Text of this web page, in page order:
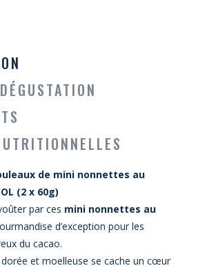
de mini nonnettes au
(2 x 60g)
par ces mini nonnettes au
d’exception pour les
du cacao.
et moelleuse se cache un cœur